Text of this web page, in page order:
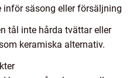
säsong eller försäljning
tål inte hårda tvättar eller
keramiska alternativ.